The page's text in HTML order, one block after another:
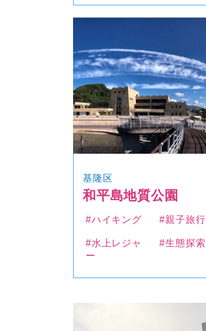
基隆区
和平島地質公園
#ハイキング #親子旅行
#水上レジャ
ー
#生態探索